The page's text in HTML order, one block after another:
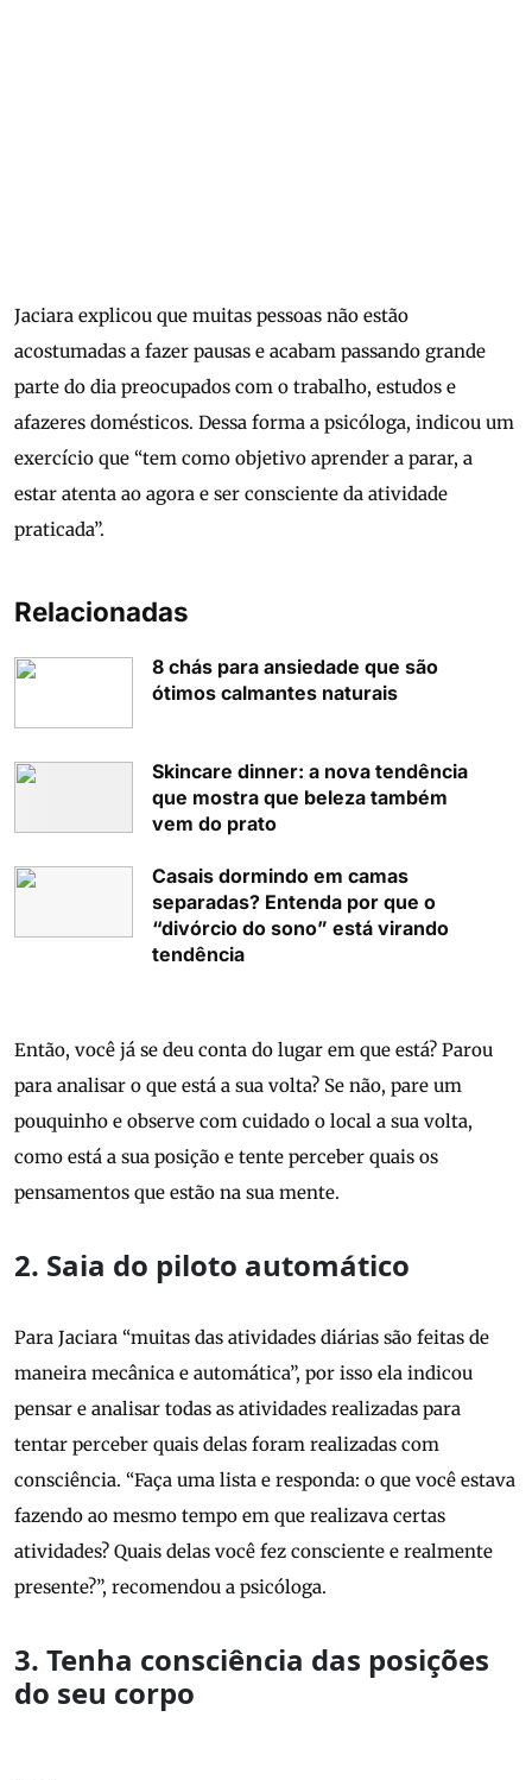
Jaciara explicou que muitas pessoas não estão
acostumadas a fazer pausas e acabam passando grande
parte do dia preocupados com o trabalho, estudos e
afazeres domésticos. Dessa forma a psicóloga, indicou um
exercício que “tem como objetivo aprender a parar, a
estar atenta ao agora e ser consciente da atividade
praticada”.
Relacionadas
8 chás para ansiedade que são
ótimos calmantes naturais
Skincare dinner: a nova tendência
que mostra que beleza também
vem do prato
Casais dormindo em camas
separadas? Entenda por que o
“divórcio do sono” está virando
tendência
Então, você já se deu conta do lugar em que está? Parou
para analisar o que está a sua volta? Se não, pare um
pouquinho e observe com cuidado o local a sua volta,
como está a sua posição e tente perceber quais os
pensamentos que estão na sua mente.
2. Saia do piloto automático
Para Jaciara “muitas das atividades diárias são feitas de
maneira mecânica e automática”, por isso ela indicou
pensar e analisar todas as atividades realizadas para
tentar perceber quais delas foram realizadas com
consciência. “Faça uma lista e responda: o que você estava
fazendo ao mesmo tempo em que realizava certas
atividades? Quais delas você fez consciente e realmente
presente?”, recomendou a psicóloga.
3. Tenha consciência das posições
do seu corpo